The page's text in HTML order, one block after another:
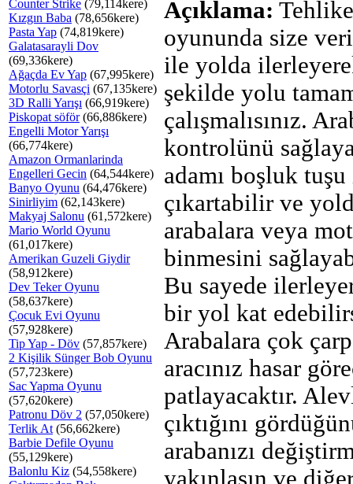
Counter Strike (79,114kere)
Kızgın Baba (78,656kere)
Pasta Yap (74,819kere)
Galatasarayli Dov
(69,336kere)
Ağaçda Ev Yap (67,995kere)
Motorlu Savasçi (67,135kere)
3D Ralli Yarışı (66,919kere)
Piskopat söför(66,886kere)
Engelli Motor Yarışı
(66,774kere)
Amazon Ormanlarinda
Engelleri Gecin (64,544kere)
Banyo Oyunu (64,476kere)
Sinirliyim (62,143kere)
Makyaj Salonu (61,572kere)
Mario World Oyunu
(61,017kere)
Amerikan Guzeli Giydir
(58,912kere)
Dev Teker Oyunu
(58,637kere)
Çocuk Evi Oyunu
(57,928kere)
Tip Yap - Döv (57,857kere)
2 Kişilik Sünger Bob Oyunu
(57,723kere)
Sac Yapma Oyunu
(57,620kere)
Patronu Döv 2 (57,050kere)
Terlik At (56,662kere)
Barbie Defile Oyunu
(55,129kere)
Balonlu Kiz (54,558kere)
Açıklama:
oyununda size
ile yolda
şekilde yolu
çalışmalısınız.
kontrolünü
adamı boşluk tuşu
çıkartabilir ve
arabalara veya
binmesini
Bu sayede
bir yol kat
Arabalara çok
aracınız hasar
patlayacaktır.
çıktığını
arabanızı
yakınlaşın ve